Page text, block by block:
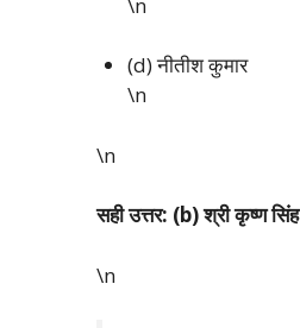
(d) नीतीश कुमार
\n
\n
सही उत्तर: (b) श्री कृष्ण सिंह
\n